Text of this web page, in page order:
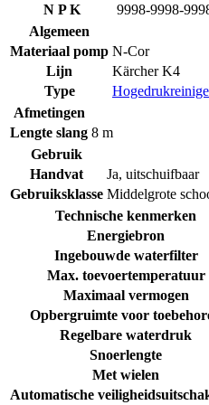
N P K
9998-9998-
Algemeen
Materiaal pomp N-Cor
Lijn
Kärcher K4
Type
Afmetingen
Lengte slang 8 m
Gebruik
Handvat
Ja, uitschuifbaar
Gebruiksklasse Middelgrote
Technische kenmerken
Energiebron
Ingebouwde waterfilter
Max. toevoertemperatuur
Maximaal vermogen
Opbergruimte voor
Regelbare waterdruk
Snoerlengte
Met wielen
Automatische